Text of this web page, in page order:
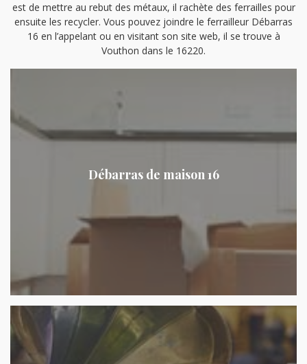
est de mettre au rebut des métaux, il rachète des ferrailles pour
ensuite les recycler. Vous pouvez joindre le ferrailleur Débarras
16 en l’appelant ou en visitant son site web, il se trouve à
Vouthon dans le 16220.
Débarras de maison 16